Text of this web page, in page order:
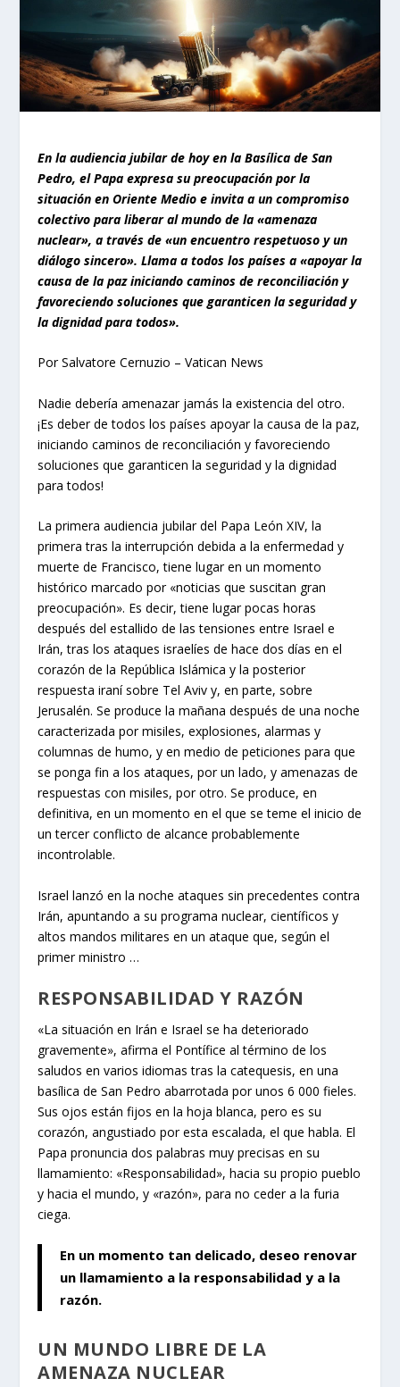
En la audiencia jubilar de hoy en la Basílica de San
Pedro, el Papa expresa su preocupación por la
situación en Oriente Medio e invita a un compromiso
colectivo para liberar al mundo de la «amenaza
nuclear», a través de «un encuentro respetuoso y un
diálogo sincero». Llama a todos los países a «apoyar la
causa de la paz iniciando caminos de reconciliación y
favoreciendo soluciones que garanticen la seguridad y
la dignidad para todos».
Por Salvatore Cernuzio – Vatican News
Nadie debería amenazar jamás la existencia del otro.
¡Es deber de todos los países apoyar la causa de la paz,
iniciando caminos de reconciliación y favoreciendo
soluciones que garanticen la seguridad y la dignidad
para todos!
La primera audiencia jubilar del Papa León XIV, la
primera tras la interrupción debida a la enfermedad y
muerte de Francisco, tiene lugar en un momento
histórico marcado por «noticias que suscitan gran
preocupación». Es decir, tiene lugar pocas horas
después del estallido de las tensiones entre Israel e
Irán, tras los ataques israelíes de hace dos días en el
corazón de la República Islámica y la posterior
respuesta iraní sobre Tel Aviv y, en parte, sobre
Jerusalén. Se produce la mañana después de una noche
caracterizada por misiles, explosiones, alarmas y
columnas de humo, y en medio de peticiones para que
se ponga fin a los ataques, por un lado, y amenazas de
respuestas con misiles, por otro. Se produce, en
definitiva, en un momento en el que se teme el inicio de
un tercer conflicto de alcance probablemente
incontrolable.
Israel lanzó en la noche ataques sin precedentes contra
Irán, apuntando a su programa nuclear, científicos y
altos mandos militares en un ataque que, según el
primer ministro …
RESPONSABILIDAD Y RAZÓN
«La situación en Irán e Israel se ha deteriorado
gravemente», afirma el Pontífice al término de los
saludos en varios idiomas tras la catequesis, en una
basílica de San Pedro abarrotada por unos 6 000 fieles.
Sus ojos están fijos en la hoja blanca, pero es su
corazón, angustiado por esta escalada, el que habla. El
Papa pronuncia dos palabras muy precisas en su
llamamiento: «Responsabilidad», hacia su propio pueblo
y hacia el mundo, y «razón», para no ceder a la furia
ciega.
En un momento tan delicado, deseo renovar
un llamamiento a la responsabilidad y a la
razón.
UN MUNDO LIBRE DE LA
AMENAZA NUCLEAR